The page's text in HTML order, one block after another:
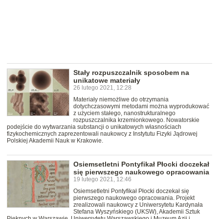
Stały rozpuszczalnik sposobem na
unikatowe materiały
26 lutego 2021, 12:28
Materiały niemożliwe do otrzymania
dotychczasowymi metodami można wyprodukować
z użyciem stałego, nanostrukturalnego
rozpuszczalnika krzemionkowego. Nowatorskie
podejście do wytwarzania substancji o unikatowych własnościach
fizykochemicznych zaprezentowali naukowcy z Instytutu Fizyki Jądrowej
Polskiej Akademii Nauk w Krakowie.
Osiemsetletni Pontyfikał Płocki doczekał
się pierwszego naukowego opracowania
19 lutego 2021, 12:46
Osiemsetletni Pontyfikał Płocki doczekał się
pierwszego naukowego opracowania. Projekt
zrealizowali naukowcy z Uniwersytetu Kardynała
Stefana Wyszyńskiego (UKSW), Akademii Sztuk